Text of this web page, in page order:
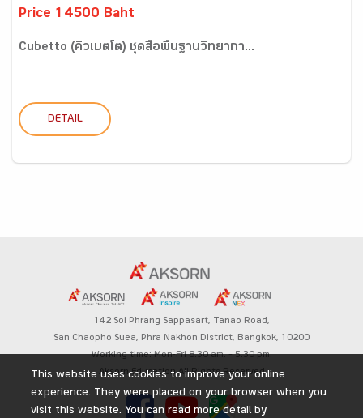
Price 14500 Baht
Cubetto (คิวเบตโต) ชุดสื่อพื้นฐานวิทยากา...
DETAIL
142 Soi Phrang Sappasart, Tanao Road,
San Chaopho Suea, Phra Nakhon District, Bangkok, 10200
Working time: Mon-Fri 8.30 am. – 5.30 pm.
Aksorn Education All Rights Reserved
This website uses cookies to improve your online
experience. They were placed on your browser when you
visit this website. You can read more detail by